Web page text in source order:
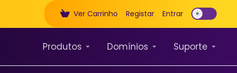
Ver Carrinho Registar Entrar
Produtos Domínios Suporte